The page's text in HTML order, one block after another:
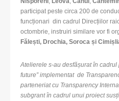
participat peste circa 200 de
funcționari din cadrul Direcțiilor
octombrie, instruiri similare vor fi
Fălești, Drochia, Soroca și
Atelierele s-au desfășurat în cadrul
future” implementat de
parteneriat cu Transparency
subgrant în cadrul unui proiect